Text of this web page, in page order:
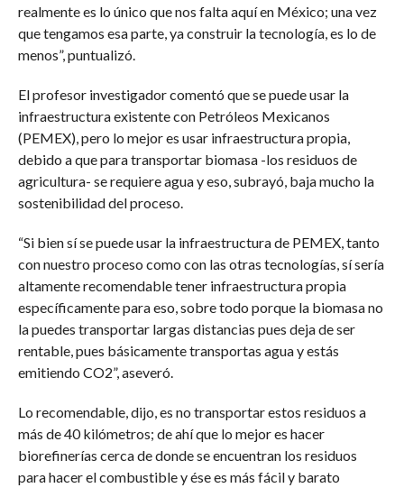
realmente es lo único que nos falta aquí en México; una vez
que tengamos esa parte, ya construir la tecnología, es lo de
menos”, puntualizó.
El profesor investigador comentó que se puede usar la
infraestructura existente con Petróleos Mexicanos
(PEMEX), pero lo mejor es usar infraestructura propia,
debido a que para transportar biomasa -los residuos de
agricultura- se requiere agua y eso, subrayó, baja mucho la
sostenibilidad del proceso.
“Si bien sí se puede usar la infraestructura de PEMEX, tanto
con nuestro proceso como con las otras tecnologías, sí sería
altamente recomendable tener infraestructura propia
específicamente para eso, sobre todo porque la biomasa no
la puedes transportar largas distancias pues deja de ser
rentable, pues básicamente transportas agua y estás
emitiendo CO2”, aseveró.
Lo recomendable, dijo, es no transportar estos residuos a
más de 40 kilómetros; de ahí que lo mejor es hacer
biorefinerías cerca de donde se encuentran los residuos
para hacer el combustible y ése es más fácil y barato